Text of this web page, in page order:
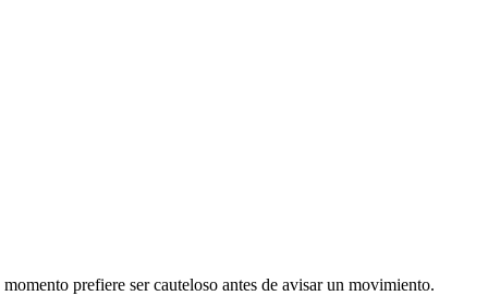
prefiere ser cauteloso antes de avisar un movimiento.